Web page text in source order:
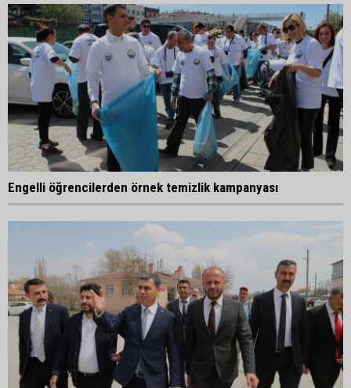
Engelli öğrencilerden örnek temizlik kampanyası